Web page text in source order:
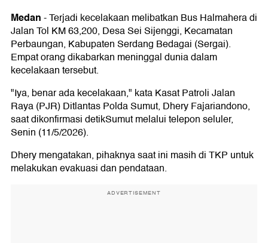
Medan-Terjadi kecelakaan melibatkan Bus Halmahera di
Jalan Tol KM 63,200, Desa Sei Sijenggi, Kecamatan
Perbaungan, Kabupaten Serdang Bedagai (Sergai).
Empat orang dikabarkan meninggal dunia dalam
kecelakaan tersebut.
"Iya, benar ada kecelakaan," kata Kasat Patroli Jalan
Raya (PJR) Ditlantas Polda Sumut, Dhery Fajariandono,
saat dikonfirmasi detikSumut melalui telepon seluler,
Senin (11/5/2026).
Dhery mengatakan, pihaknya saat ini masih di TKP untuk
melakukan evakuasi dan pendataan.
ADVERTISEMENT